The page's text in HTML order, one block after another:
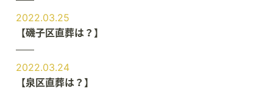
2022.03.25
【磯子区直葬は？】
2022.03.24
【泉区直葬は？】